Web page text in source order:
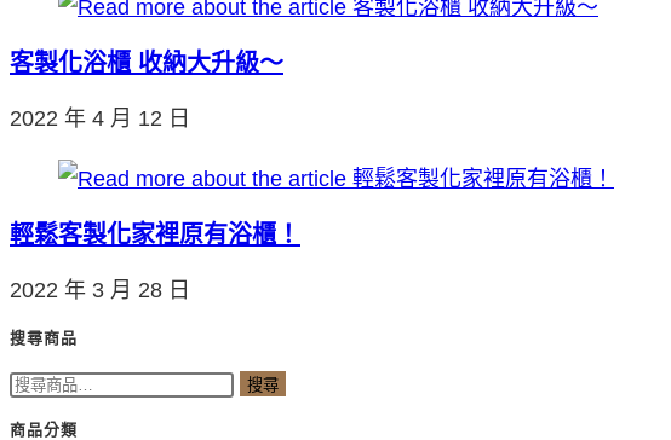
客製化浴櫃 收納大升級～
2022 年 4 月 12 日
輕鬆客製化家裡原有浴櫃！
2022 年 3 月 28 日
搜尋商品
搜
尋
搜尋
商品分類